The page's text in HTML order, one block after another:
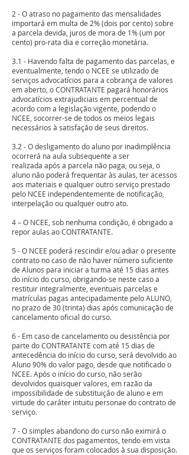
2 - O atraso no pagamento das mensalidades
importará em multa de 2% (dois por cento) sobre
a parcela devida, juros de mora de 1% (um por
cento) pro-rata dia e correção monetária.
3.1 - Havendo falta de pagamento das parcelas, e
eventualmente, tendo o NCEE se utilizado de
serviços advocatícios para a cobrança de valores
em aberto, o CONTRATANTE pagará honorários
advocatícios extrajudiciais em percentual de
acordo com a legislação vigente, podendo o
NCEE, socorrer-se de todos os meios legais
necessários à satisfação de seus direitos.
3.2 - O desligamento do aluno por inadimplência
ocorrerá na aula subsequente a ser
realizada após a parcela não paga, ou seja, o
aluno não poderá frequentar às aulas, ter acessos
aos materiais e qualquer outro serviço prestado
pelo NCEE independentemente de notificação,
interpelação ou qualquer outro ato.
4 – O NCEE, sob nenhuma condição, é obrigado a
repor aulas ao CONTRATANTE.
5 - O NCEE poderá rescindir e/ou adiar o presente
contrato no caso de não haver número suficiente
de Alunos para iniciar a turma até 15 dias antes
do início do curso, obrigando-se neste caso a
restituir integralmente, eventuais parcelas e
matrículas pagas antecipadamente pelo ALUNO,
no prazo de 30 (trinta) dias após comunicação de
cancelamento oficial do curso.
6 - Em caso de cancelamento ou desistência por
parte do CONTRATANTE com até 15 dias de
antecedência do início do curso, será devolvido ao
Aluno 90% do valor pago, desde que notificado o
NCEE. Após o início do curso, não serão
devolvidos quaisquer valores, em razão da
impossibilidade de substituição de aluno e em
virtude do caráter intuitu personae do contrato de
serviço.
7 - O simples abandono do curso não eximirá o
CONTRATANTE dos pagamentos, tendo em vista
que os serviços foram colocados à sua disposição.